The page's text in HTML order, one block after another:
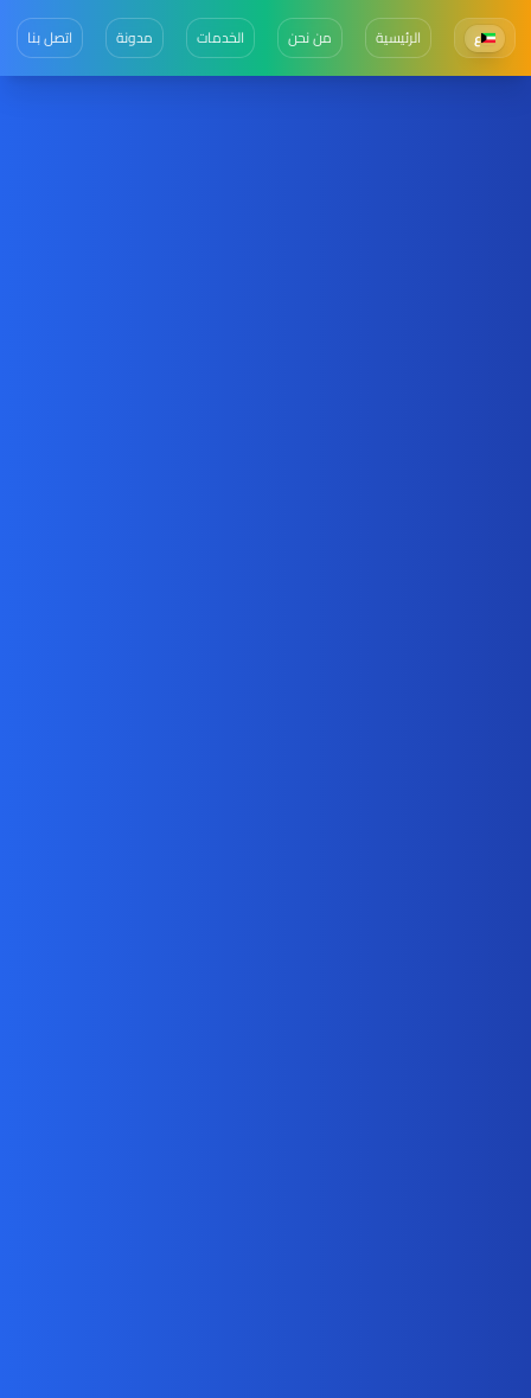
ع الرئيسية من نحن الخدمات مدونة اتصل بنا